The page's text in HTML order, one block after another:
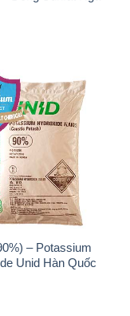
– Potassium
Unid Hàn Quốc